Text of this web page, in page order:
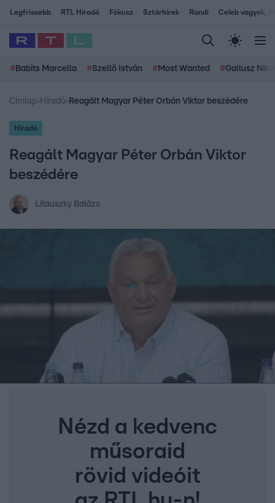
Legfrissebb RTL Híradó Fókusz Sztárhírek Randi Celeb vagyok,
# Babits Marcella #Szellő István # Most Wanted #Gallusz
Címlap› Híradó› Reagált Magyar Péter Orbán Viktor beszédére
Híradó
Reagált Magyar Péter Orbán Viktor
beszédére
Litauszky Balázs
Nézd a kedvenc
műsoraid
rövid videóit